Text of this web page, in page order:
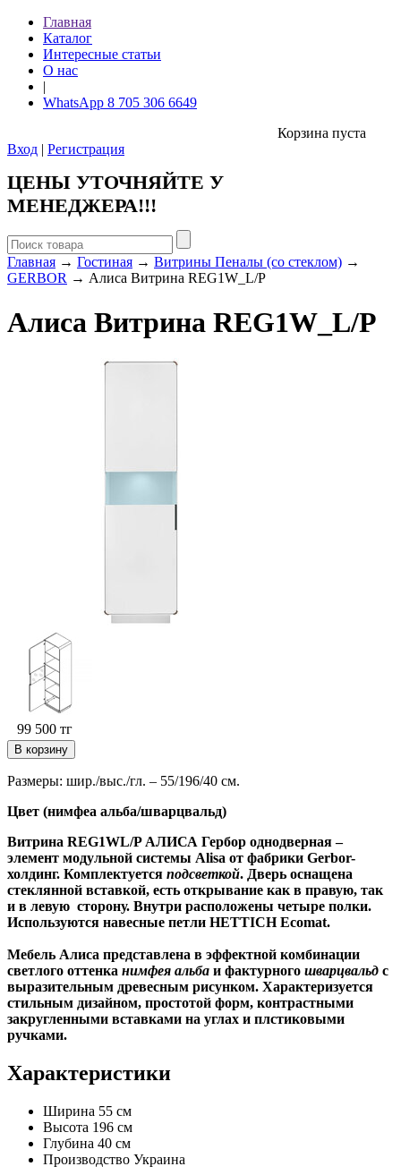
Главная
Каталог
Интересные статьи
О нас
|
WhatsApp 8 705 306 6649
Корзина пуста
Вход | Регистрация
ЦЕНЫ УТОЧНЯЙТЕ У
МЕНЕДЖЕРА!!!
Главная → Гостиная → Витрины Пеналы (со стеклом) →
GERBOR → Алиса Витрина REG1W_L/P
Алиса Витрина REG1W_L/P
99 500 тг
В корзину
Размеры: шир./выс./гл. – 55/196/40 см.
Цвет (нимфеа альба/шварцвальд)
Витрина REG1WL/P АЛИСА Гербор однодверная –
элемент модульной системы Alisa от фабрики Gerbor-
холдинг. Комплектуется подсветкой. Дверь оснащена
стеклянной вставкой, есть открывание как в правую, так
и в левую сторону. Внутри расположены четыре полки.
Используются навесные петли HETTICH Ecomat.
Мебель Алиса представлена в эффектной комбинации
светлого оттенка нимфея альба и фактурного шварцвальд с
выразительным древесным рисунком. Характеризуется
стильным дизайном, простотой форм, контрастными
закругленными вставками на углах и плстиковыми
ручками.
Характеристики
Ширина 55 см
Высота 196 см
Глубина 40 см
Производство Украина